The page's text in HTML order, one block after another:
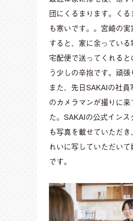
団にくるまります。くる
も寒いです。。宮崎の実
すると、家に余っている
宅配便で送ってくれると
う少しの辛抱です。頑張
また、先日SAKAIの社員
のカメラマンが撮りに来
た。SAKAIの公式インス
も写真を載せていただき
れいに写していただいて
です。